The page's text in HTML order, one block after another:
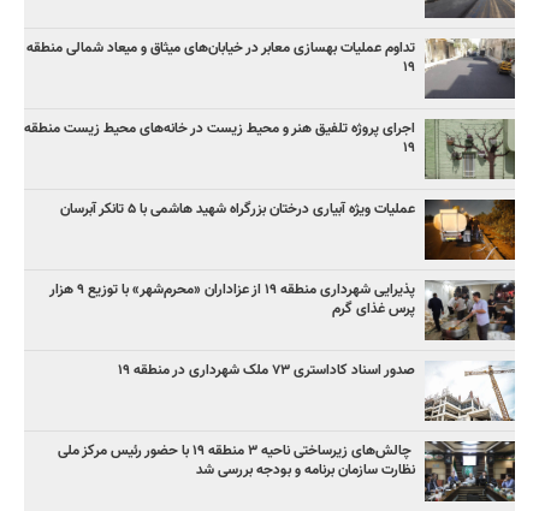
تداوم عملیات بهسازی معابر در خیابان‌های میثاق و میعاد شمالی منطقه
۱۹
اجرای پروژه تلفیق هنر و محیط زیست در خانه‌های محیط زیست منطقه
۱۹
عملیات ویژه آبیاری درختان بزرگراه شهید هاشمی با ۵ تانکر آبرسان
پذیرایی شهرداری منطقه ۱۹ از عزاداران «محرم‌شهر» با توزیع ۹ هزار
پرس غذای گرم
صدور اسناد کاداستری ۷۳ ملک شهرداری در منطقه ۱۹
چالش‌های زیرساختی ناحیه ۳ منطقه ۱۹ با حضور رئیس مرکز ملی
نظارت سازمان برنامه و بودجه بررسی شد